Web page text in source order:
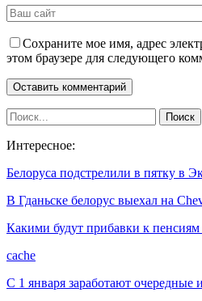
Сохраните мое имя, адрес
этом браузере для следующего
Интересное:
Белоруса подстрелили в пятку в
В Гданьске белорус выехал на
Какими будут прибавки к
cache
С 1 января заработают очередные